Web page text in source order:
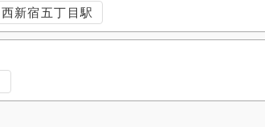
西新宿五丁目駅